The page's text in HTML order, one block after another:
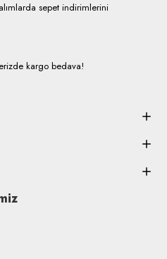
sepet indirimlerini
kargo bedava!